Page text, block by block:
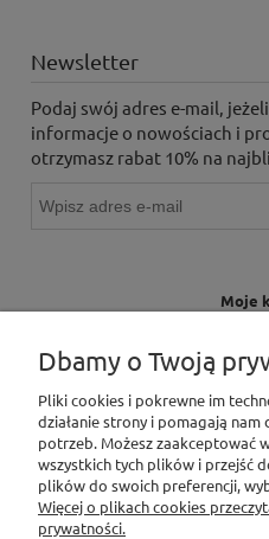
Newsletter
Podaj swój adres e-mail,
informacje o nowościach i
otrzymasz rabat 10% na
Moje
Płatności
O
Dbamy o Twoją
Pliki cookies i pokrewne im
działanie strony i pomagają
potrzeb. Możesz zaakceptować
wszystkich tych plików i przejść
plików do swoich preferencji,
Więcej o plikach cookies
prywatności.